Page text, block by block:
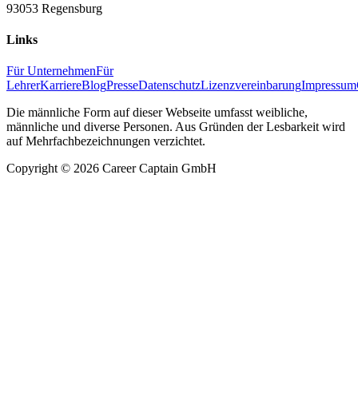
93053 Regensburg
Links
Für UnternehmenFür
LehrerKarriereBlogPresseDatenschutzLizenzvereinbarungImpressum
Die männliche Form auf dieser Webseite umfasst weibliche,
männliche und diverse Personen. Aus Gründen der Lesbarkeit wird
auf Mehrfachbezeichnungen verzichtet.
Copyright © 2026 Career Captain GmbH